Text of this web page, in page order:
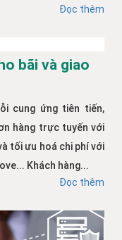
Đọc thêm
bãi và giao
cung ứng tiên tiến,
hàng trực tuyến với
tối ưu hoá chi phí với
Khách hàng...
Đọc thêm